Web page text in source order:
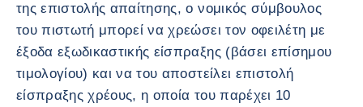
της επιστολής απαίτησης, ο νομικός σύμβουλος
του πιστωτή μπορεί να χρεώσει τον οφειλέτη με
έξοδα εξωδικαστικής είσπραξης (βάσει επίσημου
τιμολογίου) και να του αποστείλει επιστολή
είσπραξης χρέους, η οποία του παρέχει 10